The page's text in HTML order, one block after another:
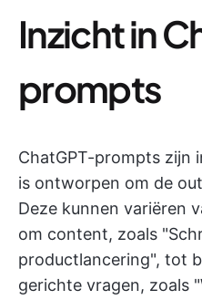
Inzicht in
prompts
ChatGPT-prompts zijn
is ontworpen om de
Deze kunnen variëren
om content, zoals
productlancering", tot
gerichte vragen, zoals